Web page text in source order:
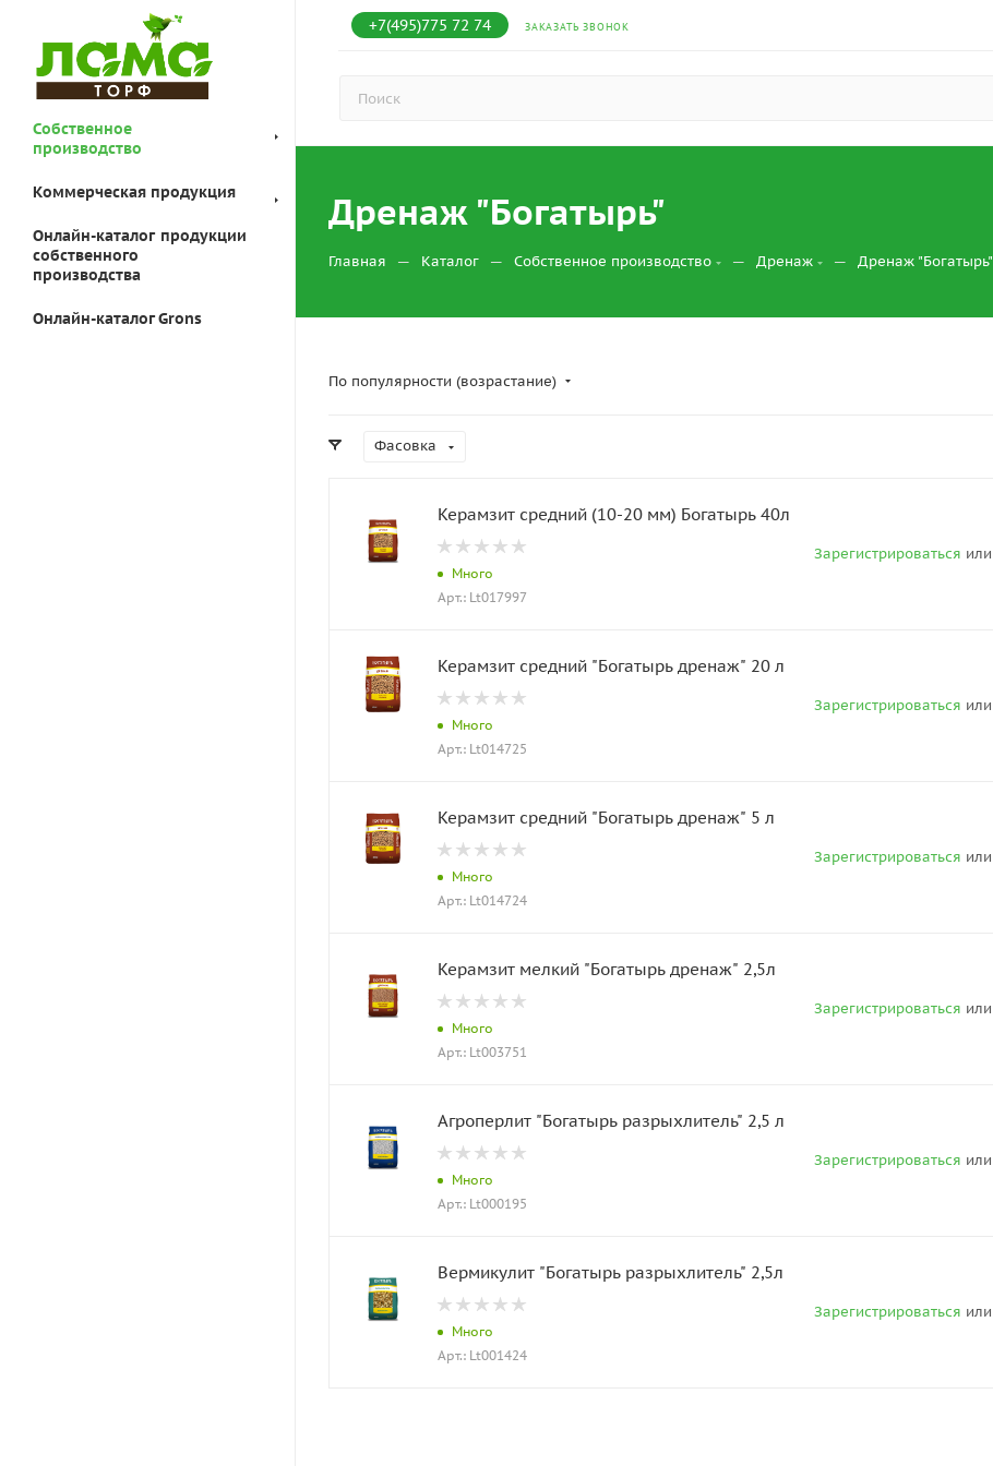
+7(495)775 72 74 ЗАКАЗАТЬ ЗВОНОК
Собственное
производство
Коммерческая продукция
Онлайн-каталог продукции
собственного
производства
Онлайн-каталог Grons
Дренаж "Богатырь"
Главная — Каталог — Собственное производство — Дренаж — Дренаж "Богатырь"
По популярности (возрастание)
Фасовка
Керамзит средний (10-20 мм) Богатырь 40л
Много
Арт.: Lt017997
Зарегистрироваться или
Керамзит средний "Богатырь дренаж" 20 л
Много
Арт.: Lt014725
Зарегистрироваться или
Керамзит средний "Богатырь дренаж" 5 л
Много
Арт.: Lt014724
Зарегистрироваться или
Керамзит мелкий "Богатырь дренаж" 2,5л
Много
Арт.: Lt003751
Зарегистрироваться или
Агроперлит "Богатырь разрыхлитель" 2,5 л
Много
Арт.: Lt000195
Зарегистрироваться или
Вермикулит "Богатырь разрыхлитель" 2,5л
Много
Арт.: Lt001424
Зарегистрироваться или